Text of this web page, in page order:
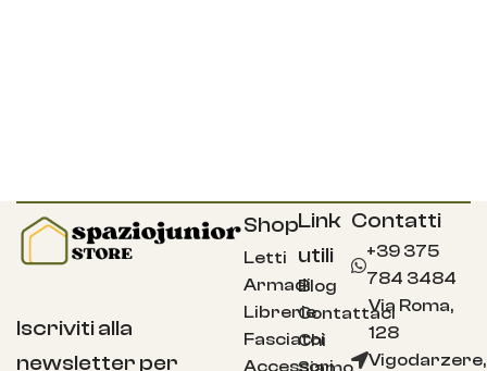
Iscriviti alla
newsletter per
Shop
Letti
Armadi
Librerie
Fasciatoi
Accessori
Link
utili
Blog
Contattaci
Chi
Contatti
+39 375
784 3484
Via Roma,
128
Vigodarzere,